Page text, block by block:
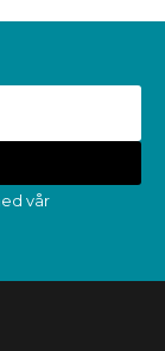
vår